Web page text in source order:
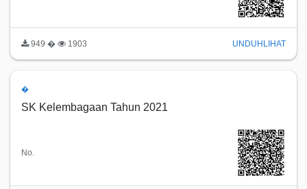
949 � 1903 UNDUH LIHAT
�
SK Kelembagaan Tahun 2021
No.